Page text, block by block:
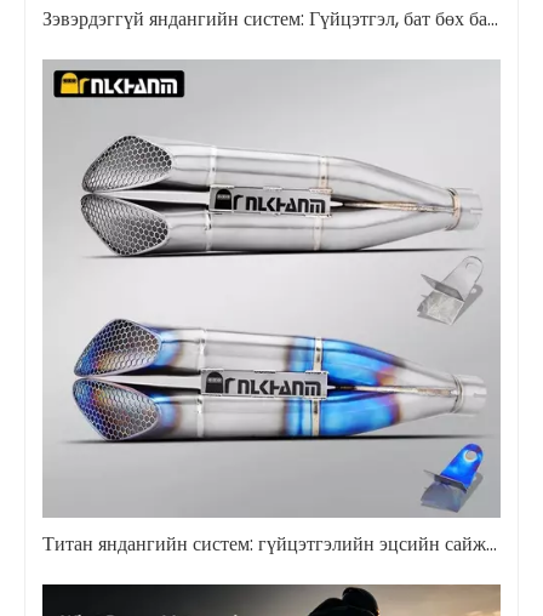
Зэвэрдэггүй яндангийн систем: Гүйцэтгэл, бат бөх байдлын талаархи эцсийн гарын авлага
Титан яндангийн систем: гүйцэтгэлийн эцсийн сайжруулалт